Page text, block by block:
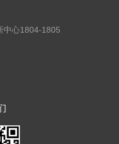
中心1804-1805